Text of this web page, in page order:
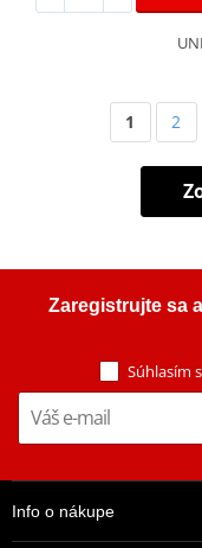
1 2
Zaregistrujte sa
Súhlasím
Info o nákupe